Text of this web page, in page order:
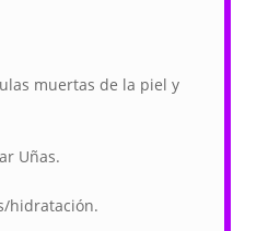
muertas de la piel y
Uñas.
hidratación.